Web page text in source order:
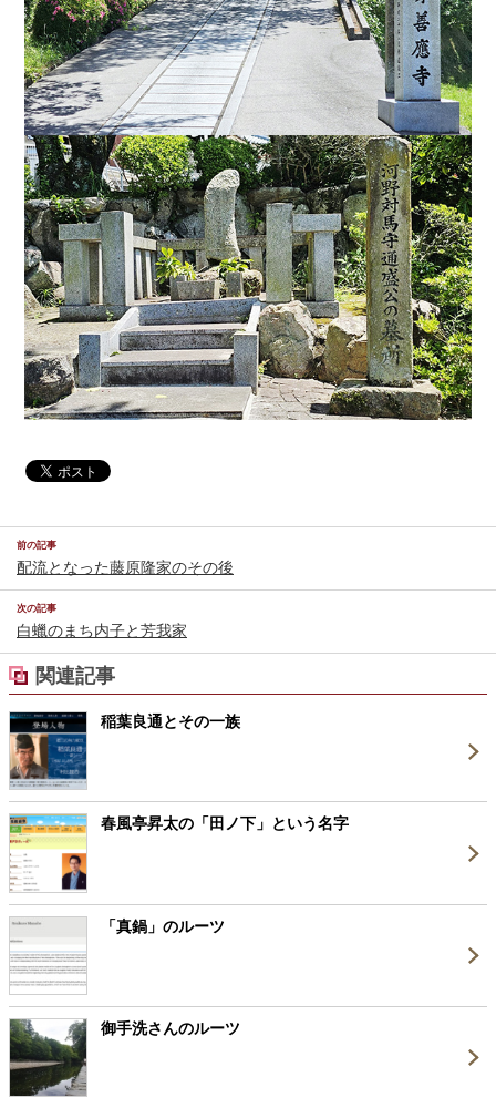
前の記事
配流となった藤原隆家のその後
次の記事
白蠟のまち内子と芳我家
関連記事
稲葉良通とその一族
春風亭昇太の「田ノ下」という名字
「真鍋」のルーツ
御手洗さんのルーツ